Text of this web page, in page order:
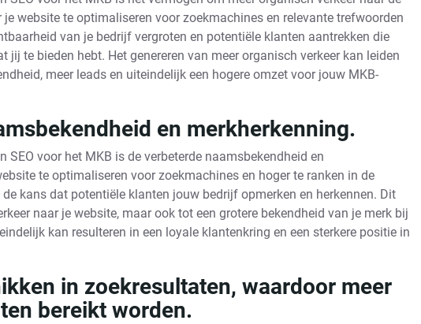
je website te optimaliseren voor zoekmachines en relevante trefwoorden
van je bedrijf vergroten en potentiële klanten aantrekken die
jij te bieden hebt. Het genereren van meer organisch verkeer kan leiden
meer leads en uiteindelijk een hogere omzet voor jouw MKB-
en merkherkenning.
SEO voor het MKB is de verbeterde naamsbekendheid en
te optimaliseren voor zoekmachines en hoger te ranken in de
kans dat potentiële klanten jouw bedrijf opmerken en herkennen. Dit
naar je website, maar ook tot een grotere bekendheid van je merk bij
kan resulteren in een loyale klantenkring en een sterkere positie in
in zoekresultaten, waardoor meer
bereikt worden.